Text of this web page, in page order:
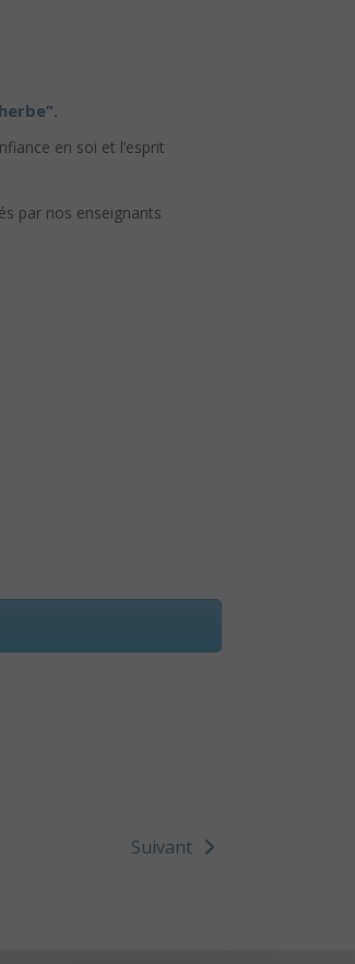
en soi et l’esprit
par nos enseignants
Suivant